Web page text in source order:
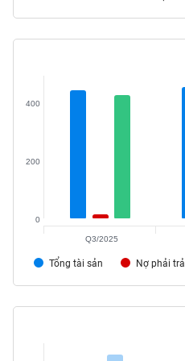
Tổng tài sản Nợ phải trả
0
200
400
Q3/2025
TIÊU
KHÔNG
TIÊU
THIẾT